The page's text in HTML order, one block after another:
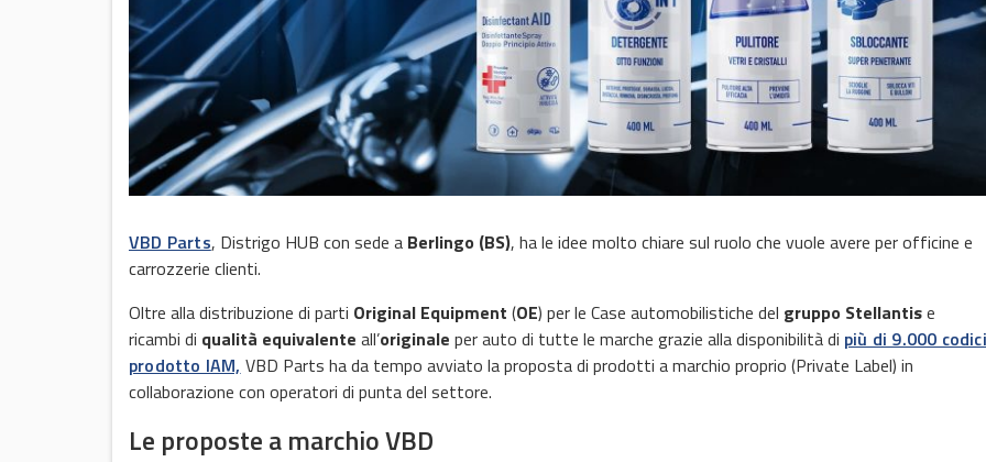
VBD Parts, Distrigo HUB con sede a Berlingo (BS), ha le idee molto chiare sul ruolo che vuole avere per officine e
carrozzerie clienti.
Oltre alla distribuzione di parti Original Equipment (OE) per le Case automobilistiche del gruppo Stellantise
ricambi di qualità equivalente all’originale per auto di tutte le marche grazie alla disponibilità di più di 9.000 codici
prodotto IAM, VBD Parts ha da tempo avviato la proposta di prodotti a marchio proprio (Private Label) in
collaborazione con operatori di punta del settore.
Le proposte a marchio VBD